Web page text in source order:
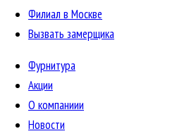
Филиал в Москве
Вызвать замерщика
Фурнитура
Акции
О компаниии
Новости